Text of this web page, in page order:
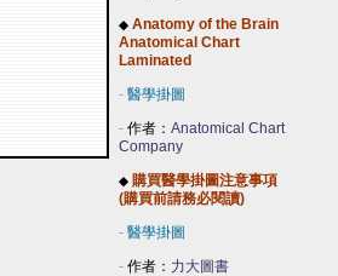
◆ Anatomy of the Brain
Anatomical Chart
Laminated
- 醫學掛圖
- 作者： Anatomical Chart
Company
◆ 購買醫學掛圖注意事項
(購買前請務必閱讀)
- 醫學掛圖
- 作者： 力大圖書